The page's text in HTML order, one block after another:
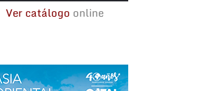
Ver catálogo online